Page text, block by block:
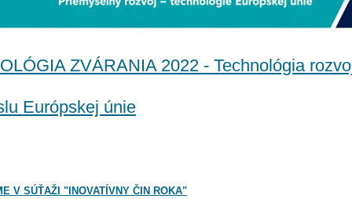
ZVÁRANIA 2022 - Technológia
Európskej únie
V SÚŤAŽI "INOVATÍVNY ČIN ROKA"